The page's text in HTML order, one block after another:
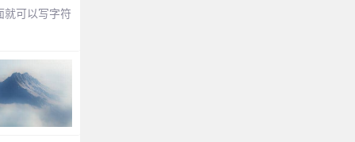
就可以写字符